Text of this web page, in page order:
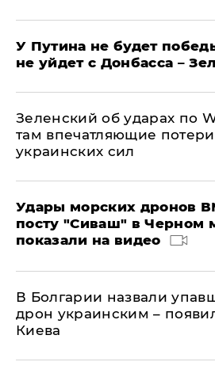
У Путина не будет
не уйдет с Донбасса –
Зеленский об ударах по
там впечатляющие
украинских сил
Удары морских дронов
посту "Сиваш" в Черном
показали на видео
В Болгарии назвали
дрон украинским –
Киева